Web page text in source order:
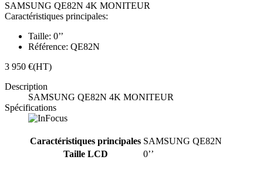
SAMSUNG QE82N 4K MONITEUR
Caractéristiques principales:
Taille: 0’’
Référence: QE82N
3 950 €(HT)
Description
SAMSUNG QE82N 4K MONITEUR
Spécifications
Caractéristiques principales SAMSUNG QE82N
Taille LCD
0’’